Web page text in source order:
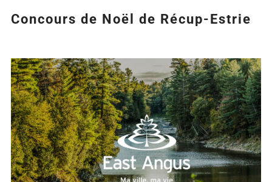
Concours de Noël de Récup-Estrie
Agrandir
l&apos;image